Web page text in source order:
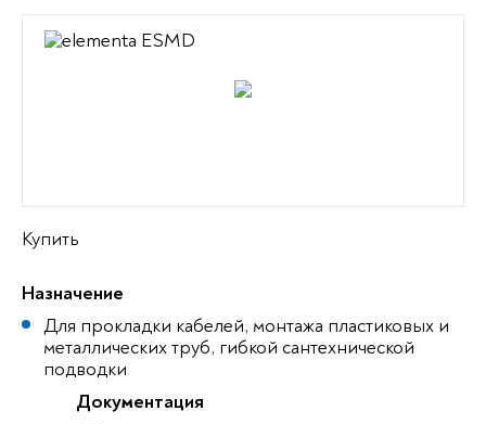
Купить
Назначение
Для прокладки кабелей, монтажа пластиковых и
металлических труб, гибкой сантехнической
подводки
Документация